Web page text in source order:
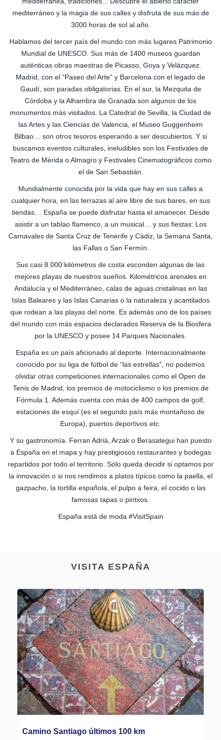
mediterráneo y la magia de sus calles y disfruta de sus más de
3000 horas de sol al año.
Hablamos del tercer país del mundo con más lugares Patrimonio
Mundial de UNESCO. Sus más de 1400 museos guardan
auténticas obras maestras de Picasso, Goya y Velázquez.
Madrid, con el “Paseo del Arte” y Barcelona con el legado de
Gaudí, son paradas obligatorias. En el sur, la Mezquita de
Córdoba y la Alhambra de Granada son algunos de los
monumentos más visitados. La Catedral de Sevilla, la Ciudad de
las Artes y las Ciencias de Valencia, el Museo Guggenheim
Bilbao… son otros tesoros esperando a ser descubiertos. Y si
buscamos eventos culturales, ineludibles son los Festivales de
Teatro de Mérida o Almagro y Festivales Cinematográficos como
el de San Sebastián.
Mundialmente conocida por la vida que hay en sus calles a
cualquier hora, en las terrazas al aire libre de sus bares, en sus
tiendas… España se puede disfrutar hasta el amanecer. Desde
asistir a un tablao flamenco, a un musical… y sus fiestas: Los
Carnavales de Santa Cruz de Tenerife y Cádiz, la Semana Santa,
las Fallas o San Fermín.
Sus casi 8.000 kilómetros de costa esconden algunas de las
mejores playas de nuestros sueños. Kilométricos arenales en
Andalucía y el Mediterráneo, calas de aguas cristalinas en las
Islas Baleares y las Islas Canarias o la naturaleza y acantilados
que rodean a las playas del norte. Es además uno de los países
del mundo con más espacios declarados Reserva de la Biosfera
por la UNESCO y posee 14 Parques Nacionales.
España es un país aficionado al deporte. Internacionalmente
conocido por su liga de fútbol de “las estrellas”, no podemos
olvidar otras competiciones internacionales como el Open de
Tenis de Madrid, los premios de motociclismo o los premios de
Fórmula 1. Además cuenta con más de 400 campos de golf,
estaciones de esquí (es el segundo país más montañoso de
Europa), puertos deportivos etc.
Y su gastronomía. Ferran Adrià, Arzak o Berasategui han puesto
a España en el mapa y hay prestigiosos restaurantes y bodegas
repartidos por todo el territorio. Sólo queda decidir si optamos por
la innovación o si nos rendimos a platos típicos como la paella, el
gazpacho, la tortilla española, el pulpo a feira, el cocido o las
famosas tapas o pintxos.
España está de moda #VisitSpain
VISITA ESPAÑA
Camino Santiago últimos 100 km